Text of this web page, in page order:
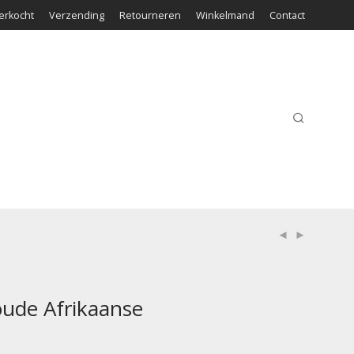
Verzending Retourneren Winkelmand Contact
Afrikaanse